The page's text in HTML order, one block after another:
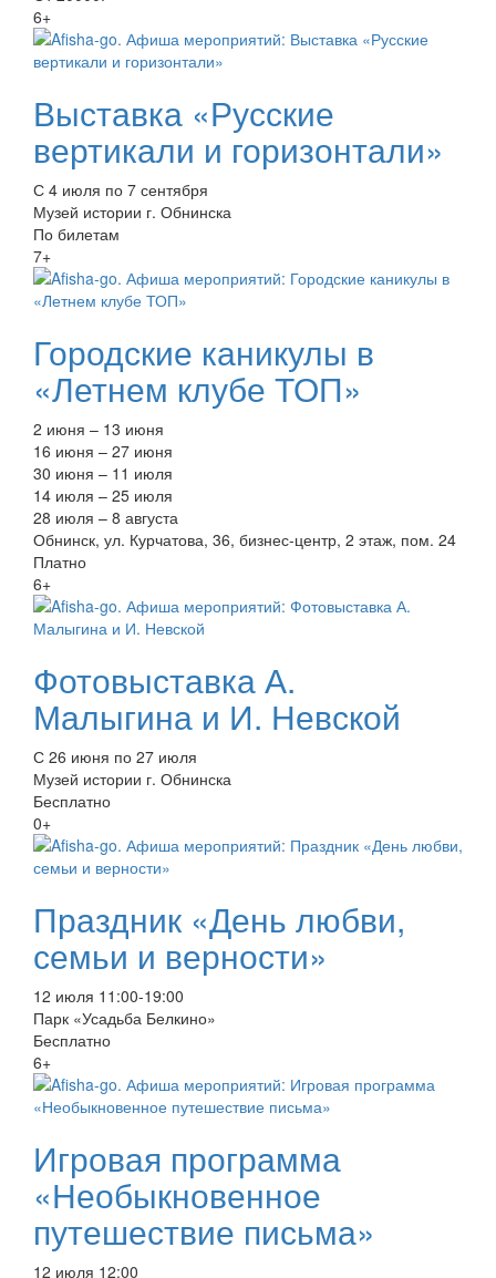
6+
Выставка «Русские
вертикали и горизонтали»
С 4 июля по 7 сентября
Музей истории г. Обнинска
По билетам
7+
Городские каникулы в
«Летнем клубе ТОП»
2 июня – 13 июня
16 июня – 27 июня
30 июня – 11 июля
14 июля – 25 июля
28 июля – 8 августа
Обнинск, ул. Курчатова, 36, бизнес-центр, 2 этаж, пом. 24
Платно
6+
Фотовыставка А.
Малыгина и И. Невской
С 26 июня по 27 июля
Музей истории г. Обнинска
Бесплатно
0+
Праздник «День любви,
семьи и верности»
12 июля 11:00-19:00
Парк «Усадьба Белкино»
Бесплатно
6+
Игровая программа
«Необыкновенное
путешествие письма»
12 июля 12:00